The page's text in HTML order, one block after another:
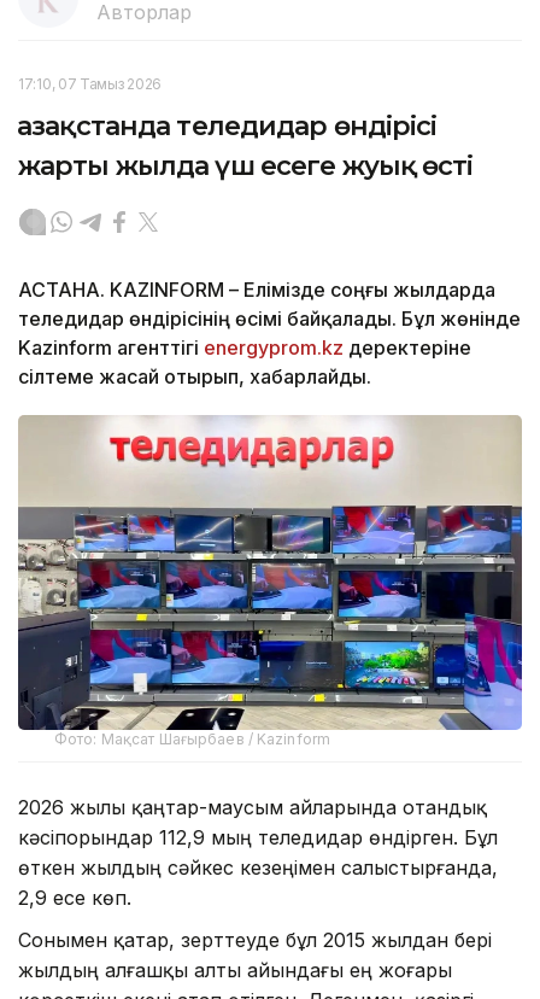
Авторлар
17:10, 07 Тамыз 2026
Қазақстанда теледидар өндірісі
жарты жылда үш есеге жуық өсті
АСТАНА. KAZINFORM – Елімізде соңғы жылдарда
теледидар өндірісінің өсімі байқалады. Бұл жөнінде
Kazinform агенттігі energyprom.kz деректеріне
сілтеме жасай отырып, хабарлайды.
Фото: Мақсат Шағырбаев / Kazinform
2026 жылы қаңтар-маусым айларында отандық
кәсіпорындар 112,9 мың теледидар өндірген. Бұл
өткен жылдың сәйкес кезеңімен салыстырғанда,
2,9 есе көп.
Сонымен қатар, зерттеуде бұл 2015 жылдан бері
жылдың алғашқы алты айындағы ең жоғары